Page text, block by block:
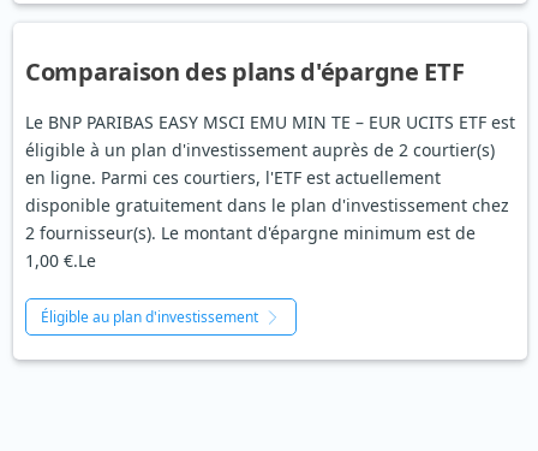
Comparaison des plans d'épargne ETF
Le BNP PARIBAS EASY MSCI EMU MIN TE – EUR UCITS ETF est
éligible à un plan d'investissement auprès de 2 courtier(s)
en ligne. Parmi ces courtiers, l'ETF est actuellement
disponible gratuitement dans le plan d'investissement chez
2 fournisseur(s). Le montant d'épargne minimum est de
1,00 €.Le
Éligible au plan d'investissement